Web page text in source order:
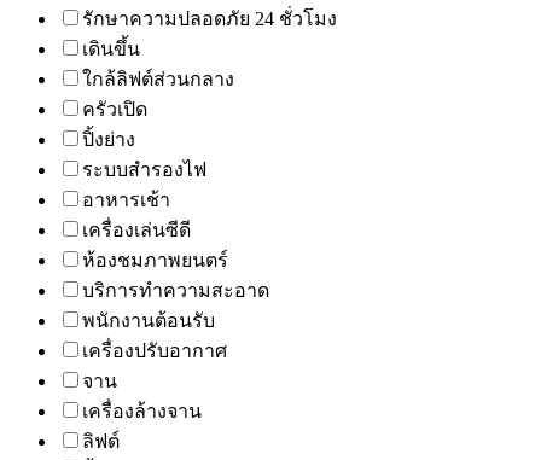
รักษาความปลอดภัย 24 ชั่วโมง
เดินขึ้น
ใกล้ลิฟต์ส่วนกลาง
ครัวเปิด
ปิ้งย่าง
ระบบสำรองไฟ
อาหารเช้า
เครื่องเล่นซีดี
ห้องชมภาพยนตร์
บริการทำความสะอาด
พนักงานต้อนรับ
เครื่องปรับอากาศ
จาน
เครื่องล้างจาน
ลิฟต์